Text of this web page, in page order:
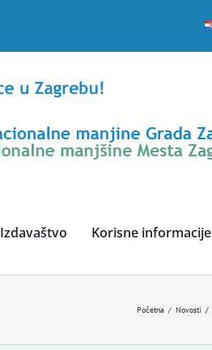
Izdavaštvo Korisne informacije
Početna Novosti